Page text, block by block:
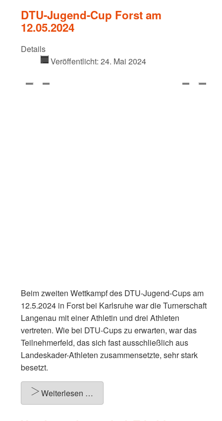
DTU-Jugend-Cup Forst am
12.05.2024
Details
Veröffentlicht: 24. Mai 2024
Beim zweiten Wettkampf des DTU-Jugend-Cups am
12.5.2024 in Forst bei Karlsruhe war die Turnerschaft
Langenau mit einer Athletin und drei Athleten
vertreten. Wie bei DTU-Cups zu erwarten, war das
Teilnehmerfeld, das sich fast ausschließlich aus
Landeskader-Athleten zusammensetzte, sehr stark
besetzt.
Weiterlesen …